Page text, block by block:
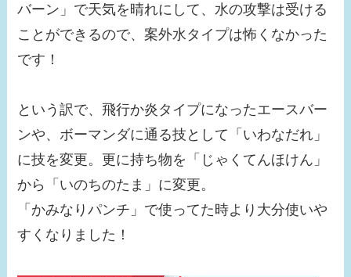
バーン」で天気を晴れにして、水の攻撃は受ける
ことができるので、案外水タイプは怖くなかった
です！
という訳で、飛行か炎タイプになったエースバー
ンや、ボーマンダに通る技として「いわなだれ」
に技を変更。更に持ち物を「じゃくてんほけん」
から「いのちのたま」に変更。
「かみなりパンチ」で使ってた時より大分使いや
すくなりました！